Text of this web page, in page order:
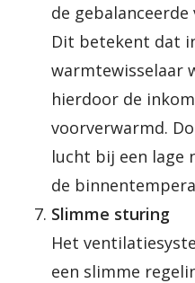
de
Dit betekent dat
warmtewisselaar
hierdoor de
voorverwarmd.
lucht bij een lage
de
Slimme sturing
Het
een slimme